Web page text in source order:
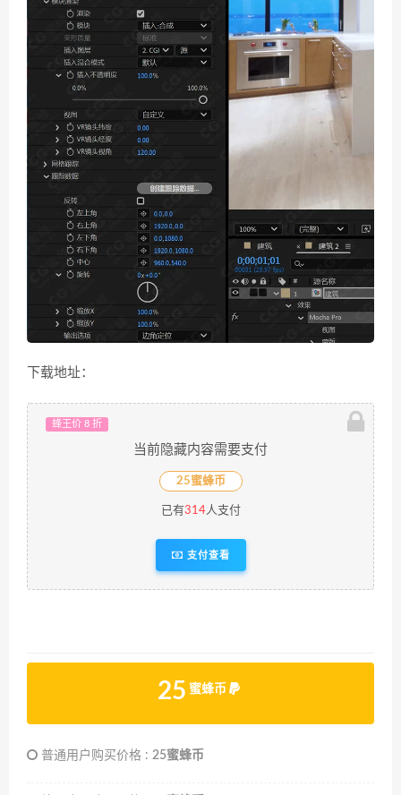
下载地址：
蜂王价 8 折
当前隐藏内容需要支付
25蜜蜂币
已有314人支付
支付查看
25 蜜蜂币
普通用户购买价格 : 25蜜蜂币